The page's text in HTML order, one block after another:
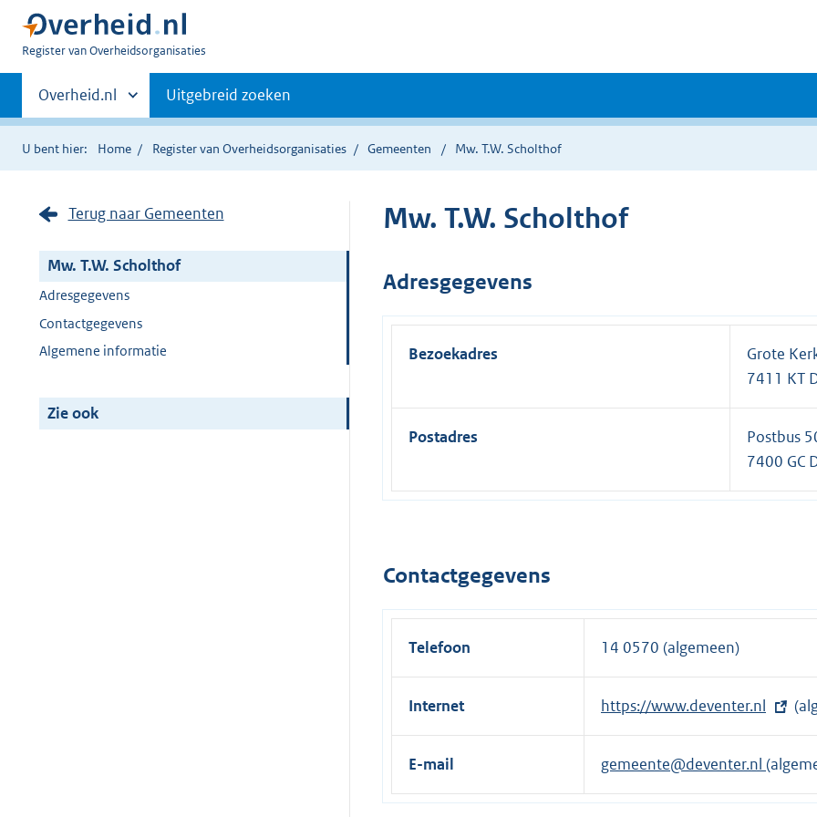
U
Register van Overheidsorganisaties
Primaire
navigatie
Andere
sites
binnen
Overheid.nl Uitgebreid zoeken
U bent hier: Home Register van Overheidsorganisaties Gemeenten Mw. T.W. Scholthof
Terug naar Gemeenten
Mw. T.W. Scholthof
Adresgegevens
Contactgegevens
Algemene informatie
Zie ook
Mw. T.W. Scholthof
Adresgegevens
Bezoekadres
Grote
7411 KT
Postadres
Postbus
7400 GC
Contactgegevens
Telefoon 14 0570 (algemeen)
Internet
E
x
e
r
https://www.deventer.nl
E-mail gemeente@deventer.nl